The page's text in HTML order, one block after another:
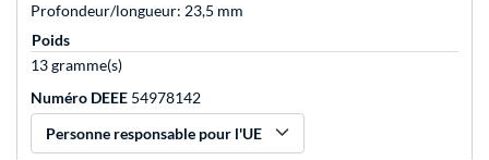
Profondeur/longueur: 23,5 mm
Poids
13 gramme(s)
Numéro DEEE 54978142
Personne responsable pour l'UE